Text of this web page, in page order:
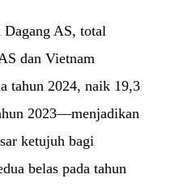
AS, total
dan Vietnam
tahun 2024, naik 19,3
2023—menjadikan
ketujuh bagi
belas pada tahun